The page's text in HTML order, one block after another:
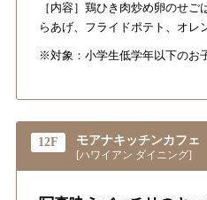
［内容］鶏ひき肉炒め卵のせ
らあげ、フライドポテト、オレ
※対象：小学生低学年以下のお
12F モアナキッチンカフェ
[ハワイアン ダイニング]